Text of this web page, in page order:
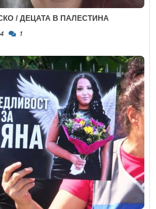
/ ДЕЦАТА В ПАЛЕСТИНА
1